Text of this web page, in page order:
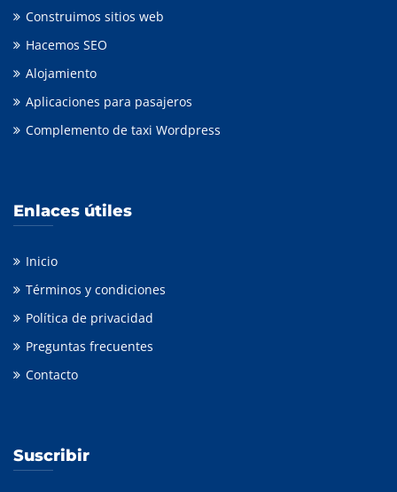
Construimos sitios web
Hacemos SEO
Alojamiento
Aplicaciones para pasajeros
Complemento de taxi Wordpress
Enlaces útiles
Inicio
Términos y condiciones
Política de privacidad
Preguntas frecuentes
Contacto
Suscribir